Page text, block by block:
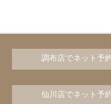
調布店でネット予
仙川店でネット予